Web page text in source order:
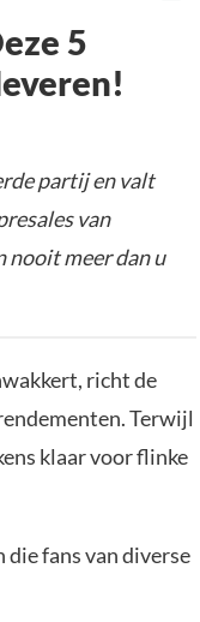
5
partij en valt
van
nooit meer dan u
richt de
Terwijl
klaar voor flinke
die fans van diverse